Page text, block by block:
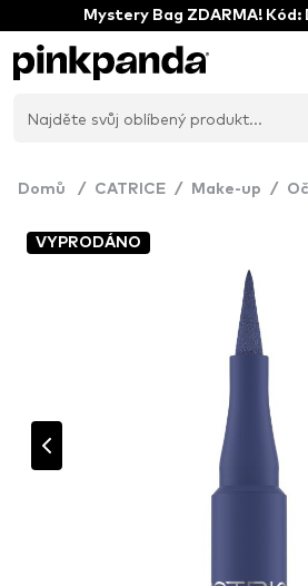
Mystery Bag ZDARMA! Kód:
Domů / CATRICE / Make-up /
VYPRODÁNO